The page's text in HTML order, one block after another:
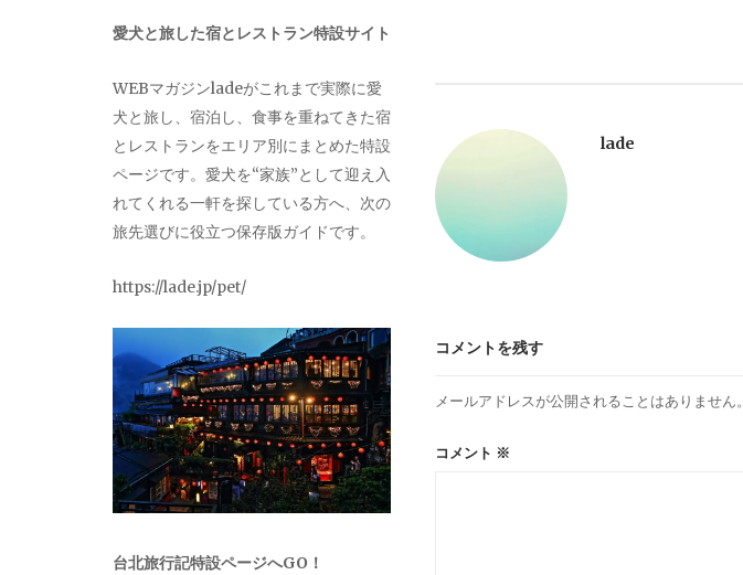
ゲ
ー
シ
ン
lade
コメントを残す
メールアドレスが公開されることはありません。
コメント ※
愛犬と旅した宿とレストラン特設サイト
WEBマガジンladeがこれまで実際に愛
犬と旅し、宿泊し、食事を重ねてきた宿
とレストランをエリア別にまとめた特設
ページです。愛犬を“家族”として迎え入
れてくれる一軒を探している方へ、次の
旅先選びに役立つ保存版ガイドです。
https://lade.jp/pet/
台北旅行記特設ページへGO！